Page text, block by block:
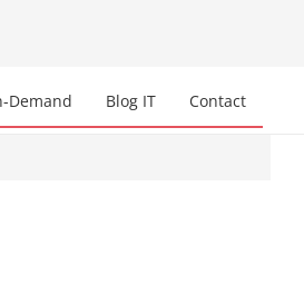
use up and down arrows to
Demand Blog IT Contact